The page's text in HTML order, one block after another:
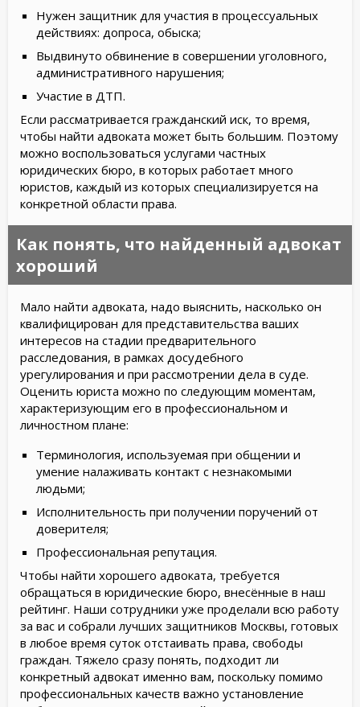
Нужен защитник для участия в процессуальных
действиях: допроса, обыска;
Выдвинуто обвинение в совершении уголовного,
административного нарушения;
Участие в ДТП.
Если рассматривается гражданский иск, то время,
чтобы найти адвоката может быть большим. Поэтому
можно воспользоваться услугами частных
юридических бюро, в которых работает много
юристов, каждый из которых специализируется на
конкретной области права.
Как понять, что найденный адвокат
хороший
Мало найти адвоката, надо выяснить, насколько он
квалифицирован для представительства ваших
интересов на стадии предварительного
расследования, в рамках досудебного
урегулирования и при рассмотрении дела в суде.
Оценить юриста можно по следующим моментам,
характеризующим его в профессиональном и
личностном плане:
Терминология, используемая при общении и
умение налаживать контакт с незнакомыми
людьми;
Исполнительность при получении поручений от
доверителя;
Профессиональная репутация.
Чтобы найти хорошего адвоката, требуется
обращаться в юридические бюро, внесённые в наш
рейтинг. Наши сотрудники уже проделали всю работу
за вас и собрали лучших защитников Москвы, готовых
в любое время суток отстаивать права, свободы
граждан. Тяжело сразу понять, подходит ли
конкретный адвокат именно вам, поскольку помимо
профессиональных качеств важно установление